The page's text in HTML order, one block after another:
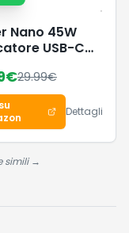
Nano 45W
USB-C
€29.99€
Dettagli
simili →